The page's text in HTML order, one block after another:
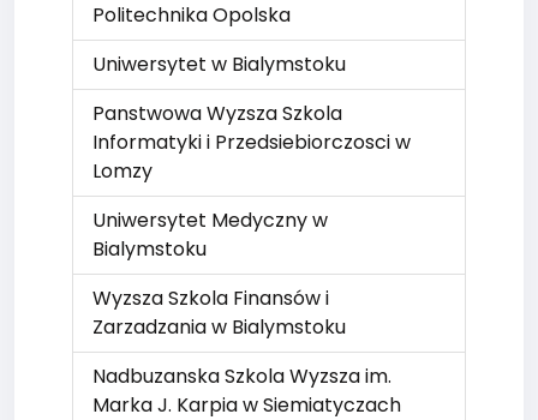
Politechnika Opolska
Uniwersytet w Bialymstoku
Panstwowa Wyzsza Szkola
Informatyki i Przedsiebiorczosci w
Lomzy
Uniwersytet Medyczny w
Bialymstoku
Wyzsza Szkola Finansów i
Zarzadzania w Bialymstoku
Nadbuzanska Szkola Wyzsza im.
Marka J. Karpia w Siemiatyczach